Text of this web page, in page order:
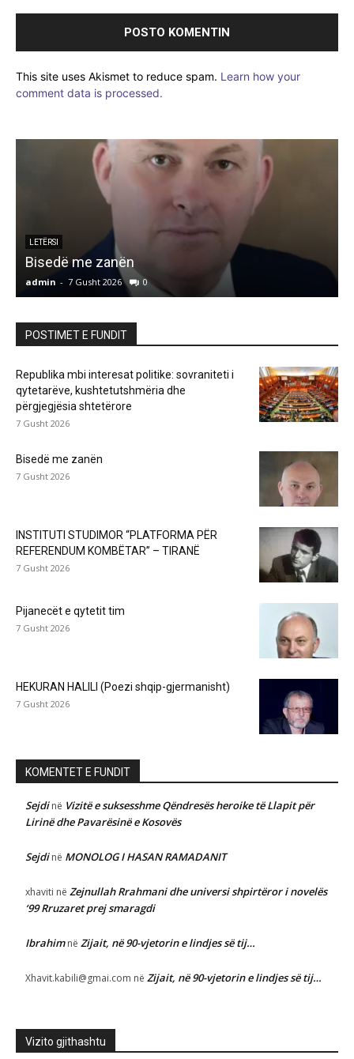
This site uses Akismet to reduce spam. Learn how your
comment data is processed.
LETËRSI
Bisedë me zanën
admin - 7 Gusht 2026 0
POSTIMET E FUNDIT
Republika mbi interesat politike: sovraniteti i
qytetarëve, kushtetutshmëria dhe
përgjegjësia shtetërore
7 Gusht 2026
Bisedë me zanën
7 Gusht 2026
INSTITUTI STUDIMOR “PLATFORMA PËR
REFERENDUM KOMBËTAR” – TIRANË
7 Gusht 2026
Pijanecët e qytetit tim
7 Gusht 2026
HEKURAN HALILI (Poezi shqip-gjermanisht)
7 Gusht 2026
KOMENTET E FUNDIT
Sejdinë Vizitë e suksesshme Qëndresës heroike të Llapit për
Lirinë dhe Pavarësinë e Kosovës
Sejdinë MONOLOG I HASAN RAMADANIT
xhaviti në Zejnullah Rrahmani dhe universi shpirtëror i novelës
‘99 Rruzaret prej smaragdi
Ibrahimnë Zijait, në 90-vjetorin e lindjes së tij…
Xhavit.kabili@gmai.com në Zijait, në 90-vjetorin e lindjes së tij…
Vizito gjithashtu